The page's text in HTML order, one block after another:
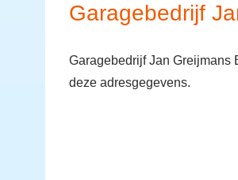
Garagebedrijf
Garagebedrijf Jan Greijmans
deze adresgegevens.